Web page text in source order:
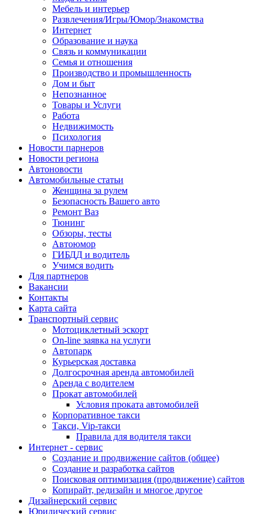
Мебель и интерьер
Развлечения/Игры/Юмор/Знакомства
Интернет
Образование и наука
Связь и коммуникации
Семья и отношения
Производство и промышленность
Дом и быт
Непознанное
Товары и Услуги
Работа
Недвижимость
Психология
Новости парнеров
Новости региона
Автоновости
Автомобильные статьи
Женщина за рулем
Безопасность Вашего авто
Ремонт Ваз
Тюнинг
Обзоры, тесты
Автоюмор
ГИБДД и водитель
Учимся водить
Для партнеров
Вакансии
Контакты
Карта сайта
Транспортный сервис
Мотоциклетный эскорт
On-line заявка на услуги
Автопарк
Курьерская доставка
Долгосрочная аренда автомобилей
Аренда с водителем
Прокат автомобилей
Условия проката автомобилей
Корпоративное такси
Такси, Vip-такси
Правила для водителя такси
Интернет - сервис
Создание и продвижение сайтов (общее)
Создание и разработка сайтов
Поисковая оптимизация (продвижение) сайтов
Копирайт, редизайн и многое другое
Дизайнерский сервис
Юридический сервис